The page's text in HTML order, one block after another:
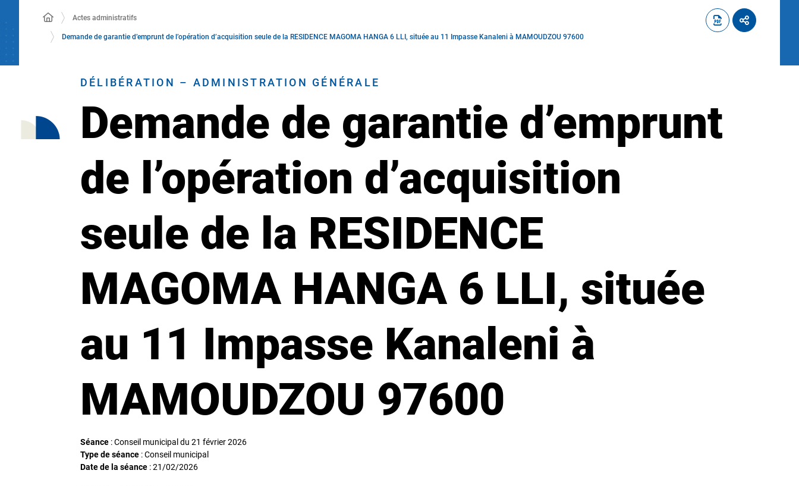
Actes administratifs
Demande de garantie d’emprunt de l’opération d’acquisition seule de la RESIDENCE MAGOMA HANGA 6 LLI, située au 11 Impasse Kanaleni à MAMOUDZOU 97600
DÉLIBÉRATION – ADMINISTRATION GÉNÉRALE
Demande de garantie d’emprunt
de l’opération d’acquisition
seule de la RESIDENCE
MAGOMA HANGA 6 LLI, située
au 11 Impasse Kanaleni à
MAMOUDZOU 97600
Séance : Conseil municipal du 21 février 2026
Type de séance : Conseil municipal
Date de la séance :21/02/2026